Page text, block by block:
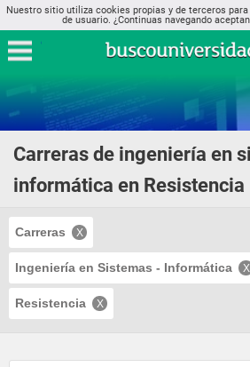
Nuestro sitio utiliza cookies propias y de terceros
de usuario. ¿Continuas navegando
Carreras de ingeniería en
informática en Resistencia
Carreras
Ingeniería en Sistemas - Informática
Resistencia